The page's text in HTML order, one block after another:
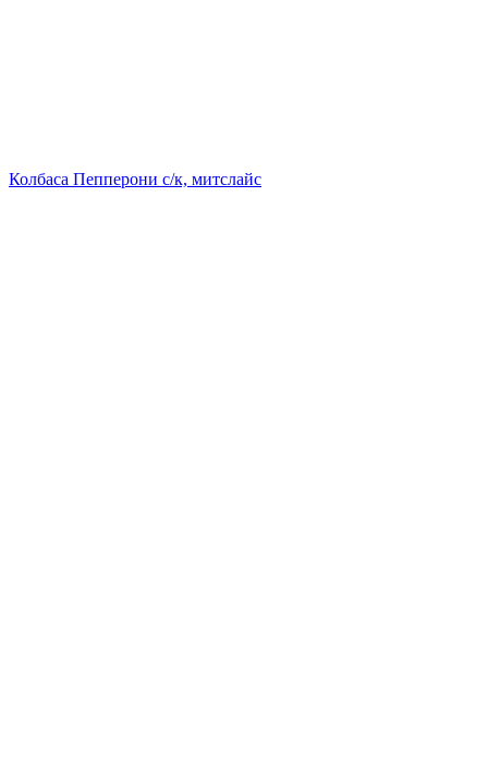
Колбаса Пепперони с/к, митслайс